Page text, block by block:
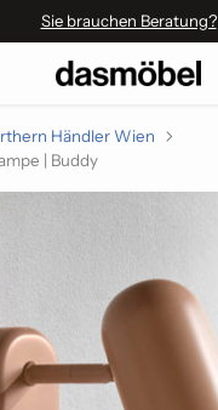
Sie brauchen Beratung?
Händler Wien
| Buddy